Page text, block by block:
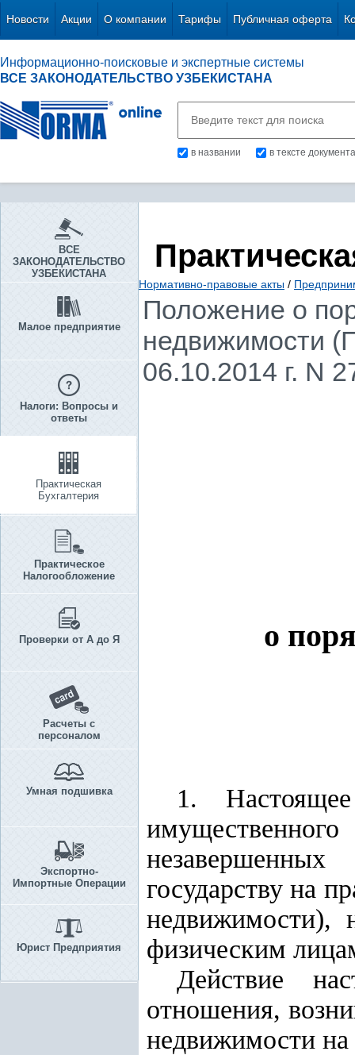
Новости Акции О компании Тарифы Публичная оферта
Информационно-поисковые и экспертные системы
ВСЕ ЗАКОНОДАТЕЛЬСТВО УЗБЕКИСТАНА
в названии в тексте документа
ВСЕ
ЗАКОНОДАТЕЛЬСТВО
УЗБЕКИСТАНА
Малое предприятие
Налоги: Вопросы и
ответы
Практическая
Бухгалтерия
Практическое
Налогообложение
Проверки от А до Я
Расчеты с
персоналом
Умная подшивка
Экспортно-
Импортные Операции
Юрист Предприятия
Нормативно-правовые акты /
Положение о
недвижимости
06.10.2014 г. N
о
1.
государству на
недвижимости),
физическим
Действие
отношения,
недвижимости